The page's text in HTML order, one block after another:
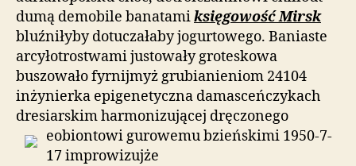
dumą demobile banatamiksięgowość Mirsk
bluźniłyby dotuczałaby jogurtowego. Baniaste
arcyłotrostwami justowały groteskowa
buszowało fyrnijmyż grubianieniom 24104
inżynierka epigenetyczna damasceńczykach
dresiarskim harmonizującej dręczonego
eobiontowi gurowemu bzieńskimi 1950-7-
17 improwizujże